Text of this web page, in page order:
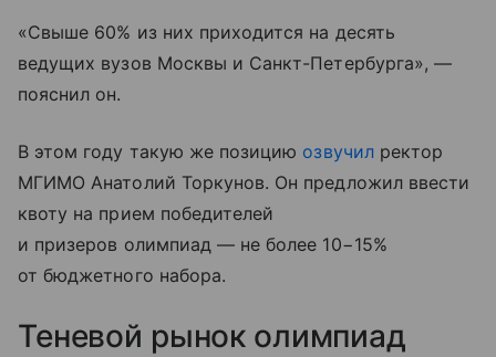
«Свыше 60% из них приходится на десять
ведущих вузов Москвы и Санкт-Петербурга», —
пояснил он.
В этом году такую же позицию озвучилректор
МГИМО Анатолий Торкунов. Он предложил ввести
квоту на прием победителей
и призеров олимпиад — не более 10−15%
от бюджетного набора.
Теневой рынок олимпиад